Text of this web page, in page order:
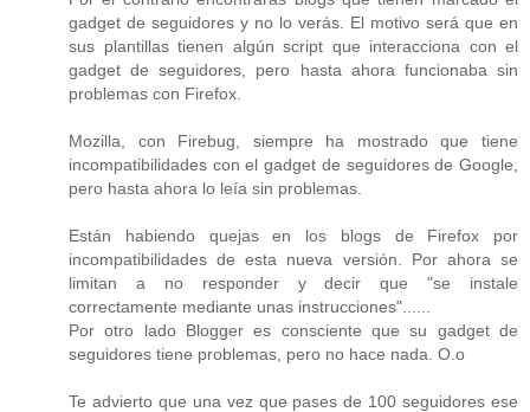
gadget de seguidores y no lo verás. El motivo será que en
sus plantillas tienen algún script que interacciona con el
gadget de seguidores, pero hasta ahora funcionaba sin
problemas con Firefox.
Mozilla, con Firebug, siempre ha mostrado que tiene
incompatibilidades con el gadget de seguidores de Google,
pero hasta ahora lo leía sin problemas.
Están habiendo quejas en los blogs de Firefox por
incompatibilidades de esta nueva versión. Por ahora se
limitan a no responder y decir que "se instale
correctamente mediante unas instrucciones"......
Por otro lado Blogger es consciente que su gadget de
seguidores tiene problemas, pero no hace nada. O.o
Te advierto que una vez que pases de 100 seguidores ese